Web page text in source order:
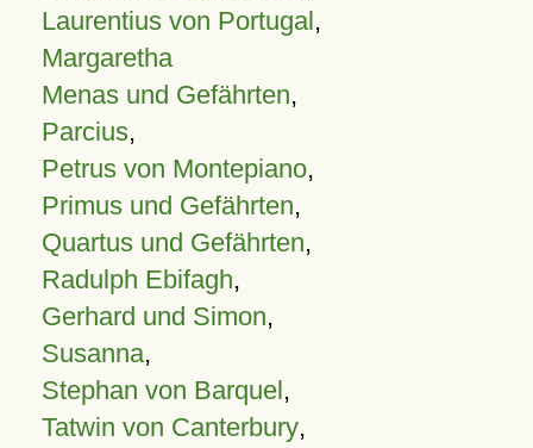
Laurentius von Portugal,
Margaretha
Menas und Gefährten,
Parcius,
Petrus von Montepiano,
Primus und Gefährten,
Quartus und Gefährten,
Radulph Ebifagh,
Gerhard und Simon,
Susanna,
Stephan von Barquel,
Tatwin von Canterbury,